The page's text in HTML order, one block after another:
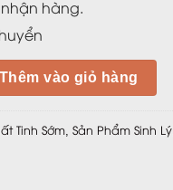
hàng.
Men và Titan Gel - Bí
Thêm vào giỏ hàng
Tinh Sớm, Sản Phẩm Sinh Lý,